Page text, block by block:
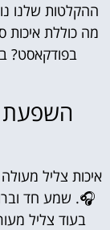
ההקלטות שלנו
מה כוללת איכות
בפודקאסט?
השפעת
איכות צליל
🎧. שמע חד
בעוד צליל